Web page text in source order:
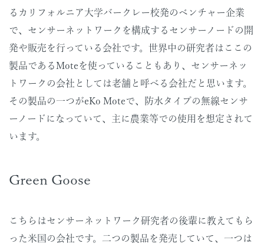
るカリフォルニア大学バークレー校発のベンチャー企業
で、センサーネットワークを構成するセンサーノードの開
発や販売を行っている会社です。世界中の研究者はここの
製品であるMoteを使っていることもあり、センサーネッ
トワークの会社としては老舗と呼べる会社だと思います。
その製品の一つがeKo Moteで、防水タイプの無線センサ
ーノードになっていて、主に農業等での使用を想定されて
います。
Green Goose
こちらはセンサーネットワーク研究者の後輩に教えてもら
った米国の会社です。二つの製品を発売していて、一つは